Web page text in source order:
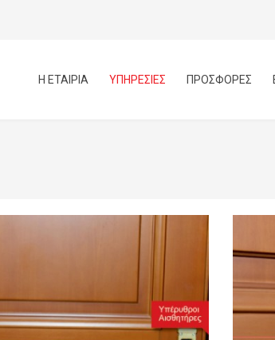
Η ΕΤΑΙΡΙΑ ΥΠΗΡΕΣΙΕΣ ΠΡΟΣΦΟΡΕΣ